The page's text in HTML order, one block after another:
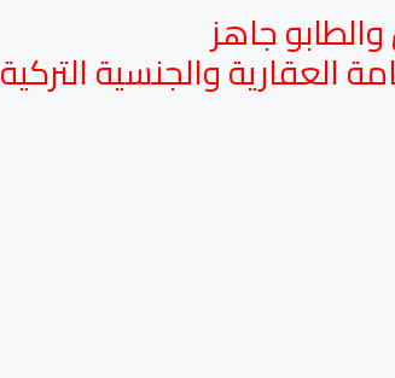
جاهز
العقارية والجنسية التركية